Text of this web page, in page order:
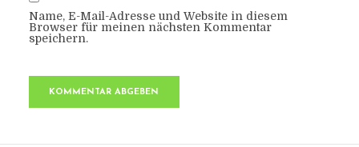
Name, E-Mail-Adresse und Website in diesem
Browser für meinen nächsten Kommentar
speichern.